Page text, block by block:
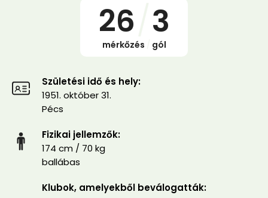
26 3
mérkőzés gól
Születési idő és hely:
1951. október 31.
Pécs
Fizikai jellemzők:
174 cm / 70 kg
ballábas
Klubok, amelyekből beválogatták: